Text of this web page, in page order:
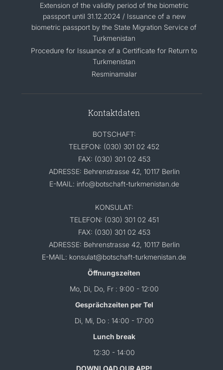
Extension of the validity period of the biometric
passport until 31.12.2024 / Issuance of a new
biometric passport by the State Migration Service of
Turkmenistan
Procedure for Issuance of a Certificate for Return to
Turkmenistan
Resminamalar
Kontaktdaten
BOTSCHAFT:
TELEFON: (030) 301 02 452
FAX: (030) 301 02 453
ADRESSE: Behrenstrasse 42, 10117 Berlin
E-MAIL: info@botschaft-turkmenistan.de
KONSULAT:
TELEFON: (030) 301 02 451
FAX: (030) 301 02 453
ADRESSE: Behrenstrasse 42, 10117 Berlin
E-MAIL: konsulat@botschaft-turkmenistan.de
Öffnungszeiten
Mo, Di, Do, Fr : 9:00 - 12:00
Gesprächzeiten per Tel
Di, Mi, Do : 14:00 - 17:00
Lunch break
12:30 - 14:00
DOWNLOAD OUR APP!